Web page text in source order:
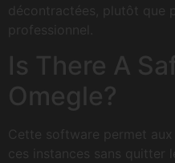
décontractées, plutôt que
professionnel.
Is There A
Omegle?
Cette software permet
ces instances sans quitter